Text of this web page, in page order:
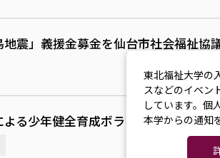
地震」義援金募金を仙台市社会福祉協
る少年健全育成ボランティア『ポラ
東北福祉大学の
スなどのイベン
しています。個
本学からの通知